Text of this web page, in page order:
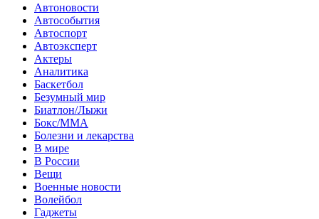
Автоновости
Автособытия
Автоспорт
Автоэксперт
Актеры
Аналитика
Баскетбол
Безумный мир
Биатлон/Лыжи
Бокс/MMA
Болезни и лекарства
В мире
В России
Вещи
Военные новости
Волейбол
Гаджеты